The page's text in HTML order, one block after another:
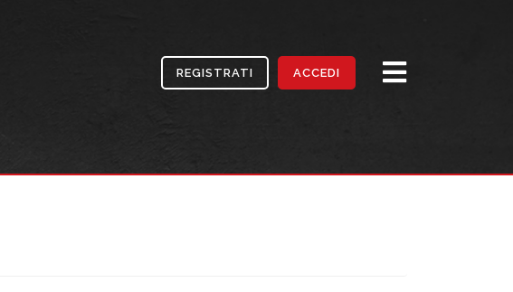
REGISTRATI ACCEDI